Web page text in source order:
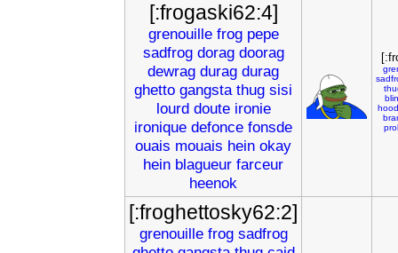
[:frogaski62:4]
grenouille frog pepe
sadfrog dorag doorag
dewrag durag durag
ghetto gangsta thug sisi
lourd doute ironie
ironique defonce fonsde
ouais mouais hein okay
hein blagueur farceur
heenok
[:froghettosky62:2]
grenouille frog sadfrog